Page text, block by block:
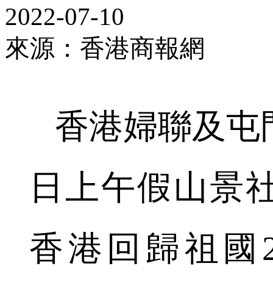
2022-07-10
來源：香港商報網
香港婦聯及屯
日上午假山景
香港回歸祖國